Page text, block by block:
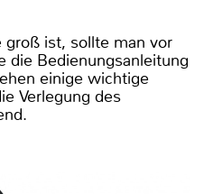
ist, sollte man vor
die Bedienungsanleitung
einige wichtige
Verlegung des